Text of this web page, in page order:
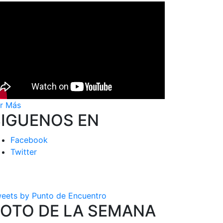
Más
EN
Facebook
Twitter
by Punto de Encuentro
DE LA SEMANA